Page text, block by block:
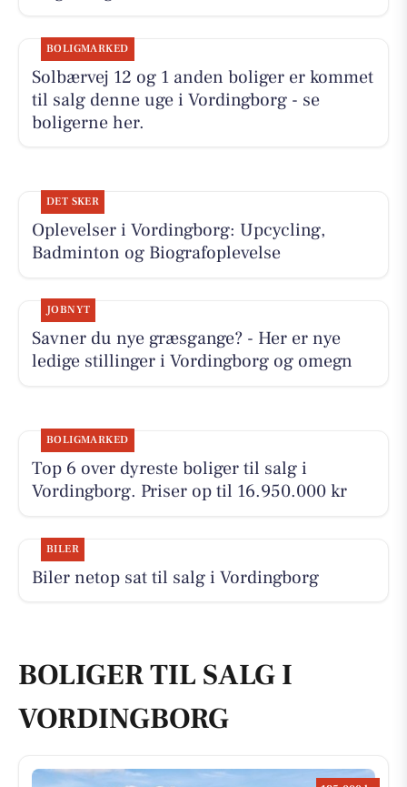
BOLIGMARKED
Solbærvej 12 og 1 anden boliger er kommet
til salg denne uge i Vordingborg - se
boligerne her.
DET SKER
Oplevelser i Vordingborg: Upcycling,
Badminton og Biografoplevelse
JOBNYT
Savner du nye græsgange? - Her er nye
ledige stillinger i Vordingborg og omegn
BOLIGMARKED
Top 6 over dyreste boliger til salg i
Vordingborg. Priser op til 16.950.000 kr
BILER
Biler netop sat til salg i Vordingborg
BOLIGER TIL SALG I
VORDINGBORG